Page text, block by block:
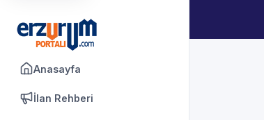
Anasayfa
İlan Rehberi